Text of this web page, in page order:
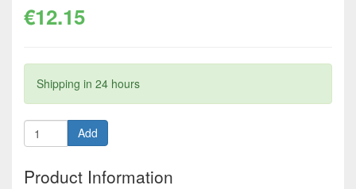
€12.15
Shipping in 24 hours
Add
Product Information